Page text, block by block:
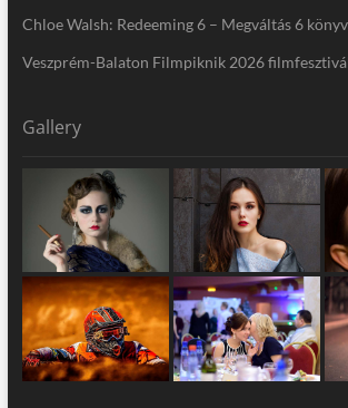
Chloe Walsh: Redeeming 6 – Megváltás 6
Veszprém-Balaton Filmpiknik 2026
Gallery